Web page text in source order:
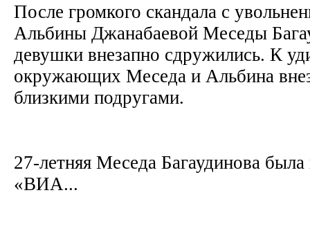
После громкого скандала с
Альбины Джанабаевой Меседы
девушки внезапно сдружились. К
окружающих Меседа и Альбина
близкими подругами.
27-летняя Меседа Багаудинова была
«ВИА...